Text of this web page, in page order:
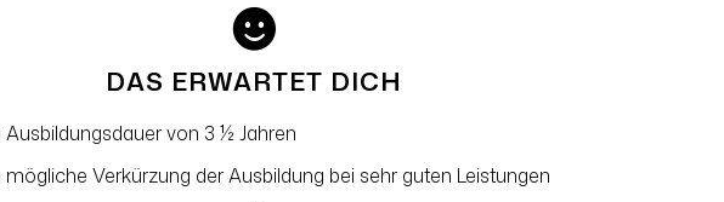
DAS ERWARTET DICH
Ausbildungsdauer von 3 ½ Jahren
mögliche Verkürzung der Ausbildung bei sehr guten Leistungen